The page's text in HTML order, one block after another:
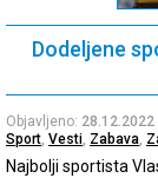
Dodeljene
Objavljeno: 28.12.2022
Sport, Vesti, Zabava,
Najbolji sportista